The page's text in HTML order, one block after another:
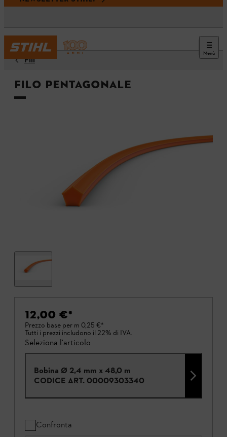
Menù
Fili
Filo pentagonale
12,00 €*
Prezzo base per m 0,25 €*
Tutti i prezzi includono il 22% di IVA.
Seleziona l'articolo
Bobina Ø 2,4 mm x 48,0 m
CODICE ART. 00009303340
Confronta